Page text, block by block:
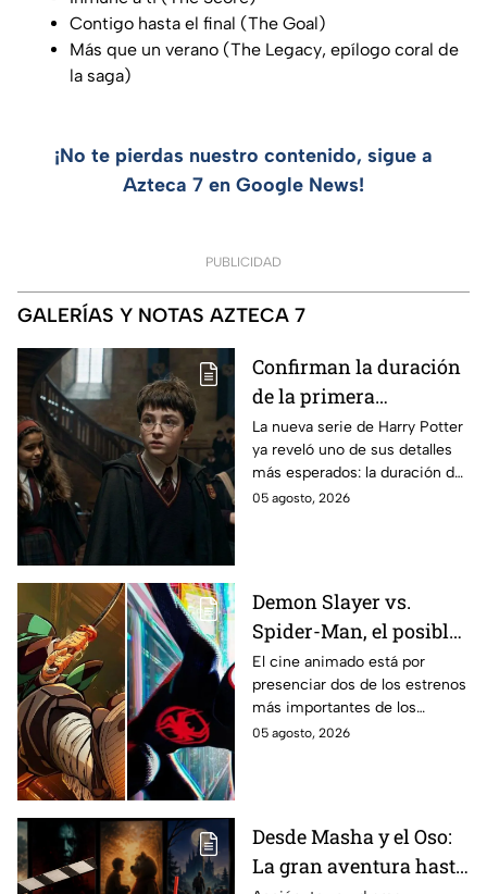
Contigo hasta el final (The Goal)
Más que un verano (The Legacy, epílogo coral de
la saga)
¡No te pierdas nuestro contenido, sigue a
Azteca 7 en Google News!
PUBLICIDAD
GALERÍAS Y NOTAS AZTECA 7
Confirman la duración
de la primera
temporada de Harry
Potter y emocionará a
los fans de los libros
La nueva serie de Harry Potter
ya reveló uno de sus detalles
más esperados: la duración de
la primera temporada basada
05 agosto, 2026
Demon Slayer vs.
Spider-Man, el posible
gran enfrentamiento
en taquilla del 2027
El cine animado está por
presenciar dos de los estrenos
más importantes de los
últimos años.
05 agosto, 2026
Desde Masha y el Oso:
La gran aventura hasta